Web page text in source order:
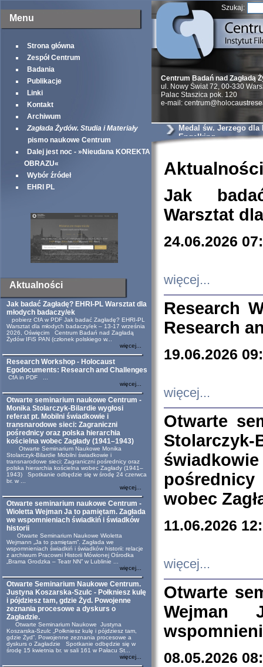
Menu
Strona główna
Zespół Centrum
Badania
Publikacje
Linki
Kontakt
Archiwum
Zagłada Żydów. Studia i Materiały
pismo naukowe Centrum
Dalej jest noc - »Nieudana KOREKTA
OBRAZU«
Wybór źródeł
EHRI PL
Aktualności
Jak badać Zagładę? EHRI-PL Warsztat dla
młodych badaczy/ek
pobierz CfA w PDF Jak badać Zagładę? EHRI-PL
Warsztat dla młodych badaczy/ek – 13-17 września
2026, Oświęcim Centrum Badań nad Zagładą
Żydów IFiS PAN (członek polskiego w...
więcej...
Research Workshop - Holocaust
Egodocuments: Research and Challenges
CfA in PDF ...
więcej...
Otwarte seminarium naukowe Centrum -
Monika Stolarczyk-Bilardie wygłosi
referat pt. Mobilni świadkowie i
transnarodowe sieci: Zagraniczni
pośrednicy oraz polska hierarchia
kościelna wobec Zagłady (1941–1943)
Otwarte Seminarium Naukowe Monika
Stolarczyk-Bilardie Mobilni świadkowie i
transnarodowe sieci: Zagraniczni pośrednicy oraz
polska hierarchia kościelna wobec Zagłady (1941–
1943) Spotkanie odbędzie się w środę 24 czerwca
br. w ...
więcej...
Otwarte seminarium naukowe Centrum -
Wioletta Wejman Ja to pamiętam. Zagłada
we wspomnieniach świadkiń i świadków
historii
Otwarte Seminarium Naukowe Wioletta
Wejmann „Ja to pamiętam”. Zagłada we
wspomnieniach świadkiń i świadków historii: relacje
z archiwum Pracowni Historii Mówionej Ośrodka
„Brama Grodzka – Teatr NN” w Lublinie ...
więcej...
Otwarte Seminarium Naukowe Centrum.
Justyna Koszarska-Szulc - Połkniesz kulę
i pójdziesz tam, gdzie Żyd. Powojenne
zeznania procesowe a dyskurs o
Zagładzie.
Otwarte Seminarium Naukowe Justyna
Koszarska-Szulc „Połkniesz kulę i pójdziesz tam,
gdzie Żyd”. Powojenne zeznania procesowe a
dyskurs o Zagładzie Spotkanie odbędzie się w
środę 15 kwietnia br. w sali 161 w Pałacu St...
więcej...
Szukaj:
Centrum Badań nad Zagładą
ul. Nowy Świat 72, 00-330
Palac Staszica pok. 120
e-mail:
Medal św. Jerzego dla
Engelking
Aktualności
Jak
Warsztat
24.06.2026
więcej...
Research
Research
19.06.2026
więcej...
Otwarte
wobec
11.06.2026
więcej...
Otwarte
Wejman
08.05.2026